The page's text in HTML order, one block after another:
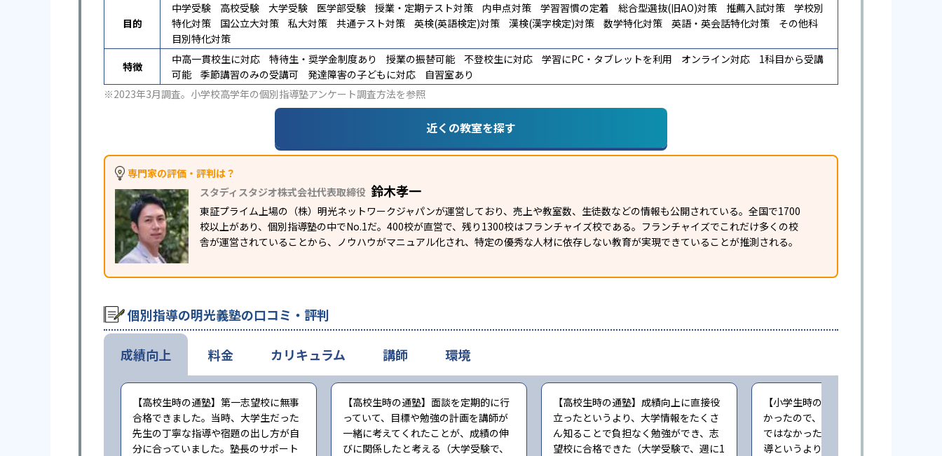
目的
中学受験 高校受験 大学受験 医学部受験 授業・定期テスト対策 内申点対策 学習習慣の定着 総合型選抜(旧AO)対策 推薦入試対策
学校別
特化対策
国公立大対策 私大対策 共通テスト対策 英検(英語検定)対策 漢検(漢字検定)対策 数学特化対策 英語・英会話特化対策
その他科
目別特化対策
特徴
中高一貫校生に対応 特待生・奨学金制度あり 授業の振替可能 不登校生に対応 学習にPC・タブレットを利用 オンライン対応
1科目から受講
可能
季節講習のみの受講可 発達障害の子どもに対応
自習室あり
※2023年3月調査。 小学校高学年の個別指導塾アンケート調査方法を参照
近くの教室を探す
専門家の評価・評判は？
スタディスタジオ株式会社代表取締役 鈴木孝一
東証プライム上場の（株）明光ネットワークジャパンが運営しており、売上や教室数、生徒数などの情報も公開されている。全国で1700
校以上があり、個別指導塾の中でNo.1だ。400校が直営で、残り1300校はフランチャイズ校である。フランチャイズでこれだけ多くの校
舎が運営されていることから、ノウハウがマニュアル化され、特定の優秀な人材に依存しない教育が実現できていることが推測される。
個別指導の明光義塾の口コミ・評判
成績向上
【高校生時の通塾】第一志望校に無事
合格できました。当時、大学生だった
先生の丁寧な指導や宿題の出し方が自
分に合っていました。塾長のサポート
【高校生時の通塾】面談を定期的に行
っていて、目標や勉強の計画を講師が
一緒に考えてくれたことが、成績の伸
びに関係したと考える（大学受験で、
【高校生時の通塾】成績向上に直接役
立ったというより、大学情報をたくさ
ん知ることで負担なく勉強ができ、志
望校に合格できた（大学受験で、週に1
【小学生時の通塾】本人にやる気が無
かったので、成績向上するという感じ
ではなかった。また指導自体も個人指
導というより、一人の先生が一度に3人
料金 カリキュラム 講師 環境